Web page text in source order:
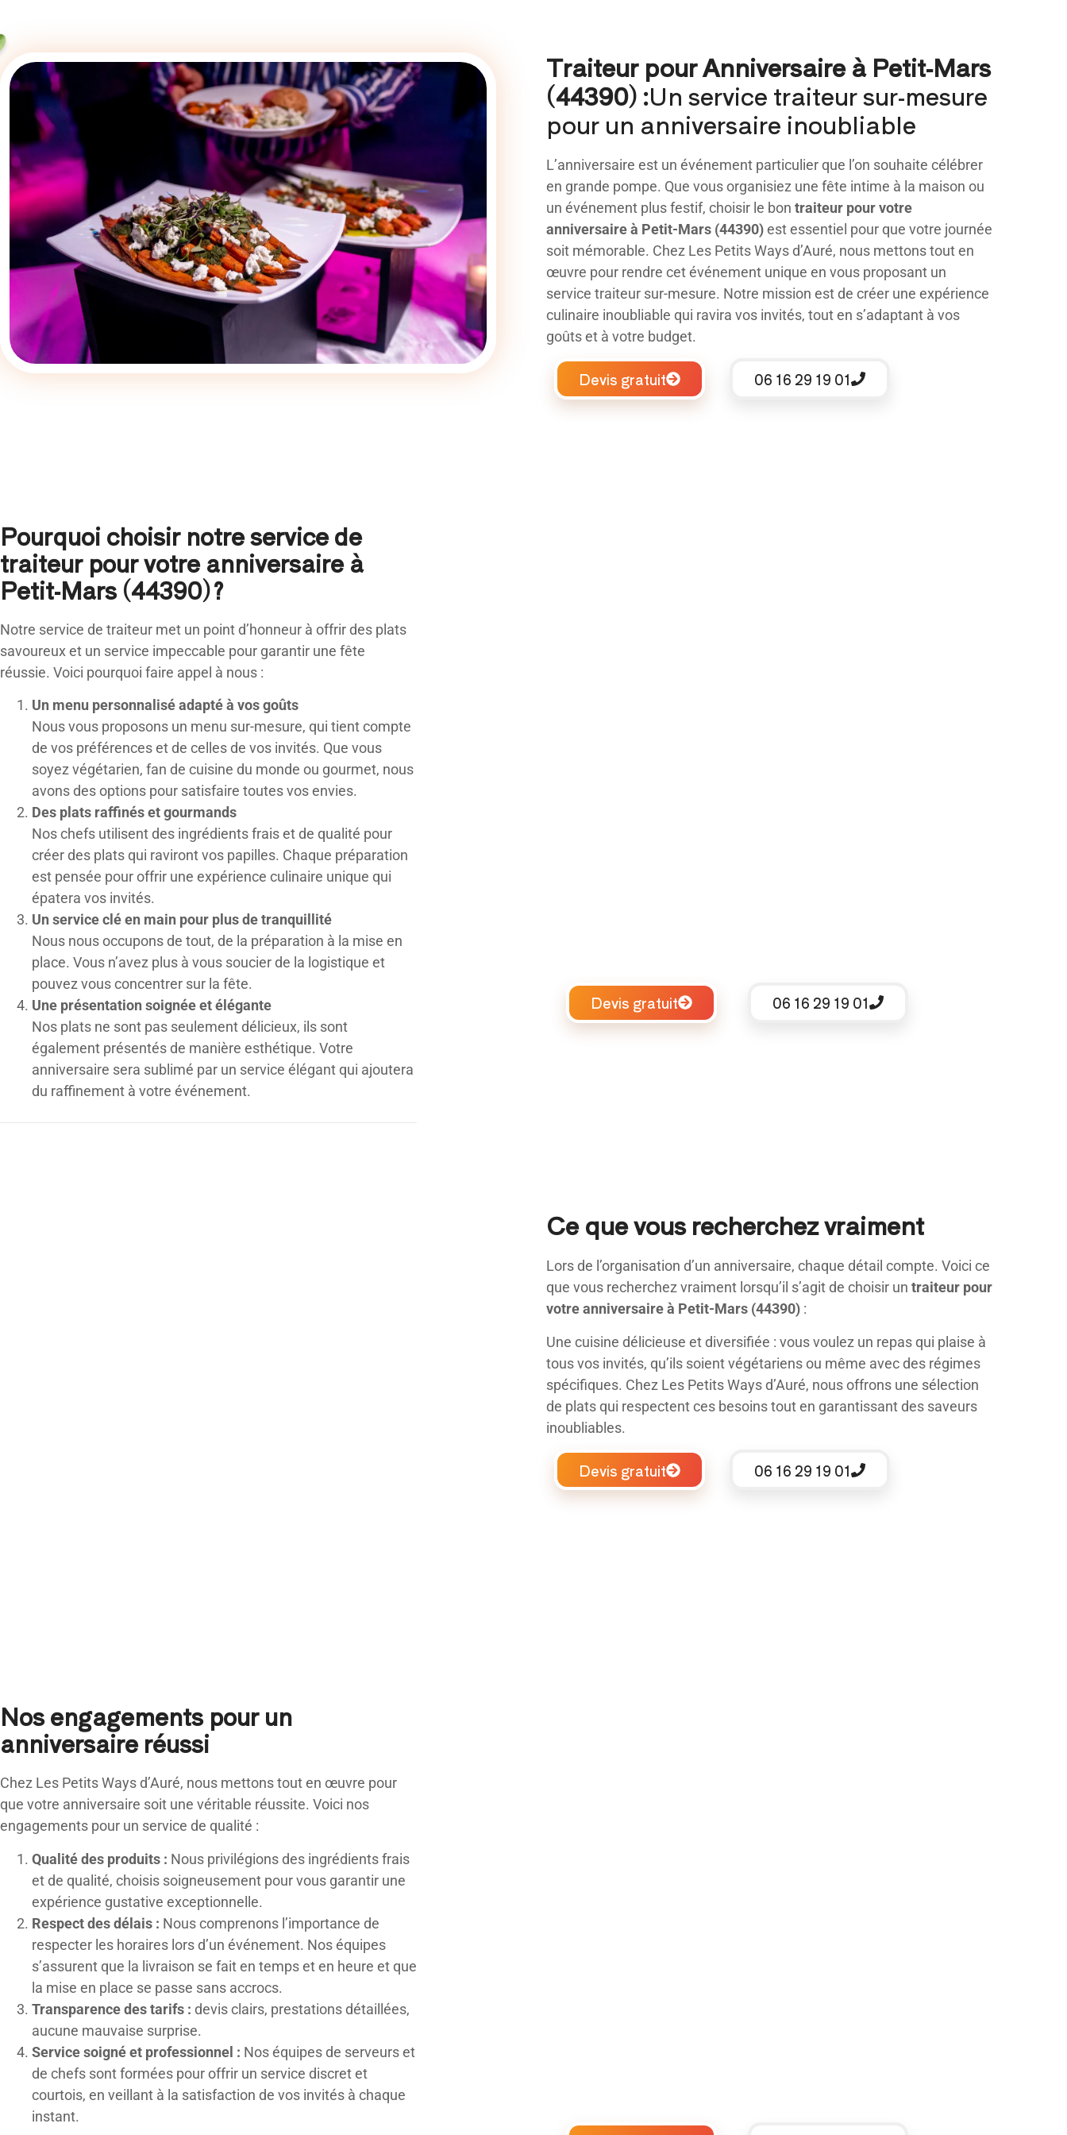
Traiteur pour Anniversaire à Petit-Mars
(44390) :Un service traiteur sur-mesure
pour un anniversaire inoubliable
L’anniversaire est un événement particulier que l’on souhaite célébrer
en grande pompe. Que vous organisiez une fête intime à la maison ou
un événement plus festif, choisir le bon traiteur pour votre
anniversaireà Petit-Mars (44390)est essentiel pour que votre journée
soit mémorable. Chez Les Petits Ways d’Auré, nous mettons tout en
œuvre pour rendre cet événement unique en vous proposant un
service traiteur sur-mesure. Notre mission est de créer une expérience
culinaire inoubliable qui ravira vos invités, tout en s’adaptant à vos
goûts et à votre budget.
Devis gratuit 06 16 29 19 01
Pourquoi choisir notre service de
traiteur pour votre anniversaire à
Petit-Mars (44390) ?
Notre service de traiteur met un point d’honneur à offrir des plats
savoureux et un service impeccable pour garantir une fête
réussie. Voici pourquoi faire appel à nous :
Un menu personnalisé adapté à vos goûts
Nous vous proposons un menu sur-mesure, qui tient compte
de vos préférences et de celles de vos invités. Que vous
soyez végétarien, fan de cuisine du monde ou gourmet, nous
avons des options pour satisfaire toutes vos envies.
Des plats raffinés et gourmands
Nos chefs utilisent des ingrédients frais et de qualité pour
créer des plats qui raviront vos papilles. Chaque préparation
est pensée pour offrir une expérience culinaire unique qui
épatera vos invités.
Un service clé en main pour plus de tranquillité
Nous nous occupons de tout, de la préparation à la mise en
place. Vous n’avez plus à vous soucier de la logistique et
pouvez vous concentrer sur la fête.
Une présentation soignée et élégante
Nos plats ne sont pas seulement délicieux, ils sont
également présentés de manière esthétique. Votre
anniversaire sera sublimé par un service élégant qui ajoutera
du raffinement à votre événement.
Devis gratuit 06 16 29 19 01
Ce que vous recherchez vraiment
Lors de l’organisation d’un anniversaire, chaque détail compte. Voici ce
que vous recherchez vraiment lorsqu’il s’agit de choisir un traiteur pour
votre anniversaire à Petit-Mars (44390):
Une cuisine délicieuse et diversifiée : vous voulez un repas qui plaise à
tous vos invités, qu’ils soient végétariens ou même avec des régimes
spécifiques. Chez Les Petits Ways d’Auré, nous offrons une sélection
de plats qui respectent ces besoins tout en garantissant des saveurs
inoubliables.
Devis gratuit 06 16 29 19 01
Nos engagements pour un
anniversaire réussi
Chez Les Petits Ways d’Auré, nous mettons tout en œuvre pour
que votre anniversaire soit une véritable réussite. Voici nos
engagements pour un service de qualité :
Qualité des produits : Nous privilégions des ingrédients frais
et de qualité, choisis soigneusement pour vous garantir une
expérience gustative exceptionnelle.
Respect des délais : Nous comprenons l’importance de
respecter les horaires lors d’un événement. Nos équipes
s’assurent que la livraison se fait en temps et en heure et que
la mise en place se passe sans accrocs.
Transparence des tarifs : devis clairs, prestations détaillées,
aucune mauvaise surprise.
Service soigné et professionnel : Nos équipes de serveurs et
de chefs sont formées pour offrir un service discret et
courtois, en veillant à la satisfaction de vos invités à chaque
instant.